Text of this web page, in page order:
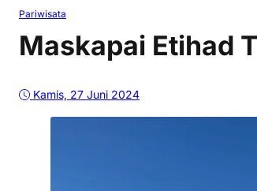
Pariwisata
Maskapai Etihad
Kamis, 27 Juni 2024